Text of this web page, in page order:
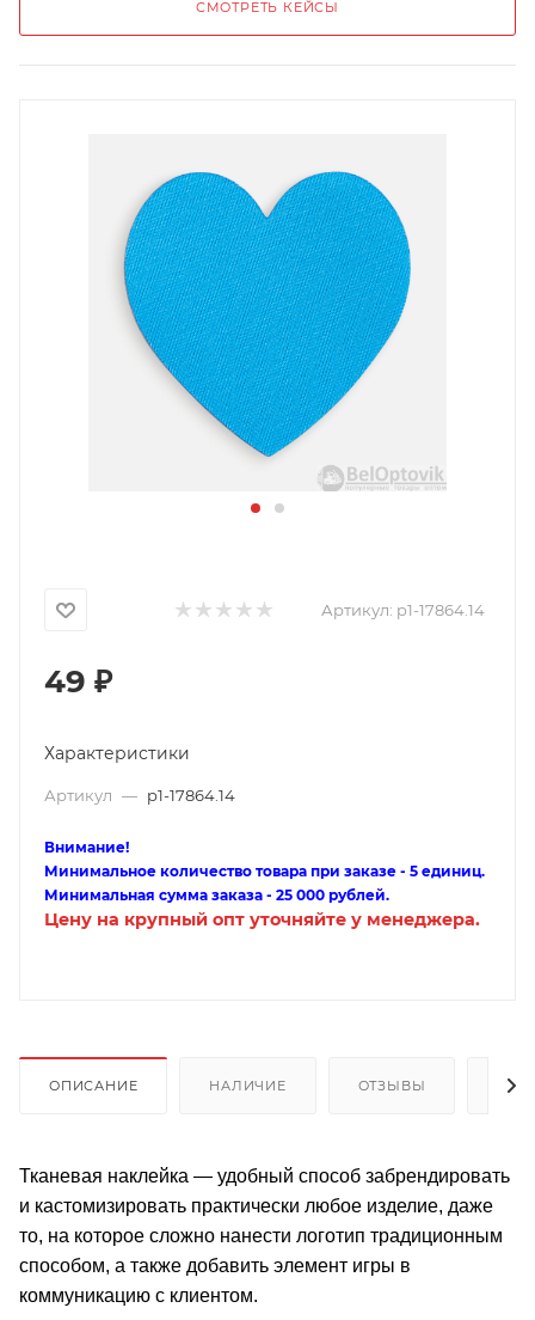
СМОТРЕТЬ КЕЙСЫ
Артикул: p1-17864.14
49 ₽
Характеристики
Артикул — p1-17864.14
Внимание!
Минимальное количество товара при заказе - 5 единиц.
Минимальная сумма заказа - 25 000 рублей.
Цену на крупный опт уточняйте у менеджера.
ОПИСАНИЕ НАЛИЧИЕ ОТЗЫВЫ
Тканевая наклейка — удобный способ забрендировать
и кастомизировать практически любое изделие, даже
то, на которое сложно нанести логотип традиционным
способом, а также добавить элемент игры в
коммуникацию с клиентом.